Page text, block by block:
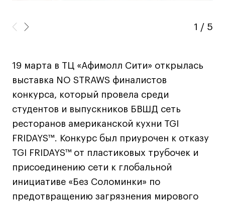
Онлайн
Техникум
Специалист кино- и медиапродакшена
Графический дизайнер
Цифровой маркетолог
1 / 5
19 марта в ТЦ «Афимолл Сити» открылась
выставка NO STRAWS финалистов
конкурса, который провела среди
студентов и выпускников БВШД сеть
ресторанов американской кухни TGI
FRIDAYS™. Конкурс был приурочен к отказу
TGI FRIDAYS™ от пластиковых трубочек и
присоединению сети к глобальной
инициативе «Без Соломинки» по
предотвращению загрязнения мирового